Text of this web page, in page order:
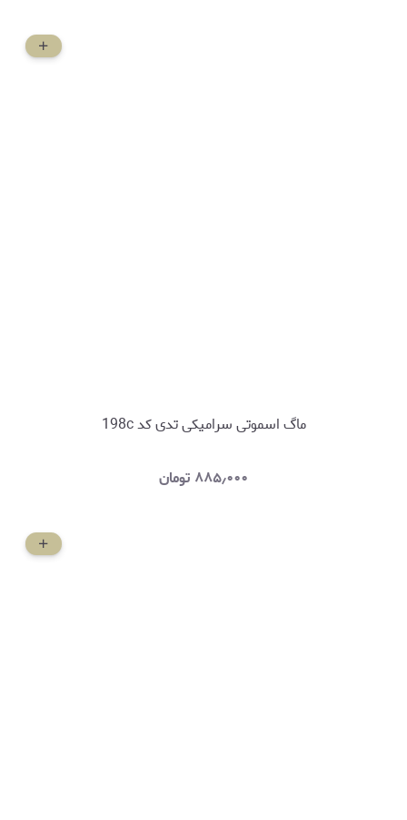
ماگ اسموتی سرامیکی تدی کد 198c
۸۸۵٫۰۰۰ تومان